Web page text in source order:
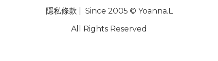
隱私條款 | Since 2005 © Yoanna.L
All Rights Reserved